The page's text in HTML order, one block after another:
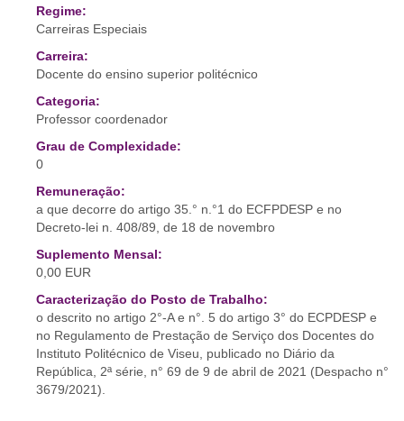
Regime:
Carreiras Especiais
Carreira:
Docente do ensino superior politécnico
Categoria:
Professor coordenador
Grau de Complexidade:
0
Remuneração:
a que decorre do artigo 35.° n.°1 do ECFPDESP e no
Decreto-lei n. 408/89, de 18 de novembro
Suplemento Mensal:
0,00 EUR
Caracterização do Posto de Trabalho:
o descrito no artigo 2°-A e n°. 5 do artigo 3° do ECPDESP e
no Regulamento de Prestação de Serviço dos Docentes do
Instituto Politécnico de Viseu, publicado no Diário da
República, 2ª série, n° 69 de 9 de abril de 2021 (Despacho n°
3679/2021).